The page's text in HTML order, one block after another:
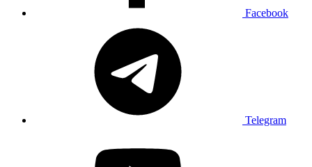
Facebook
Telegram